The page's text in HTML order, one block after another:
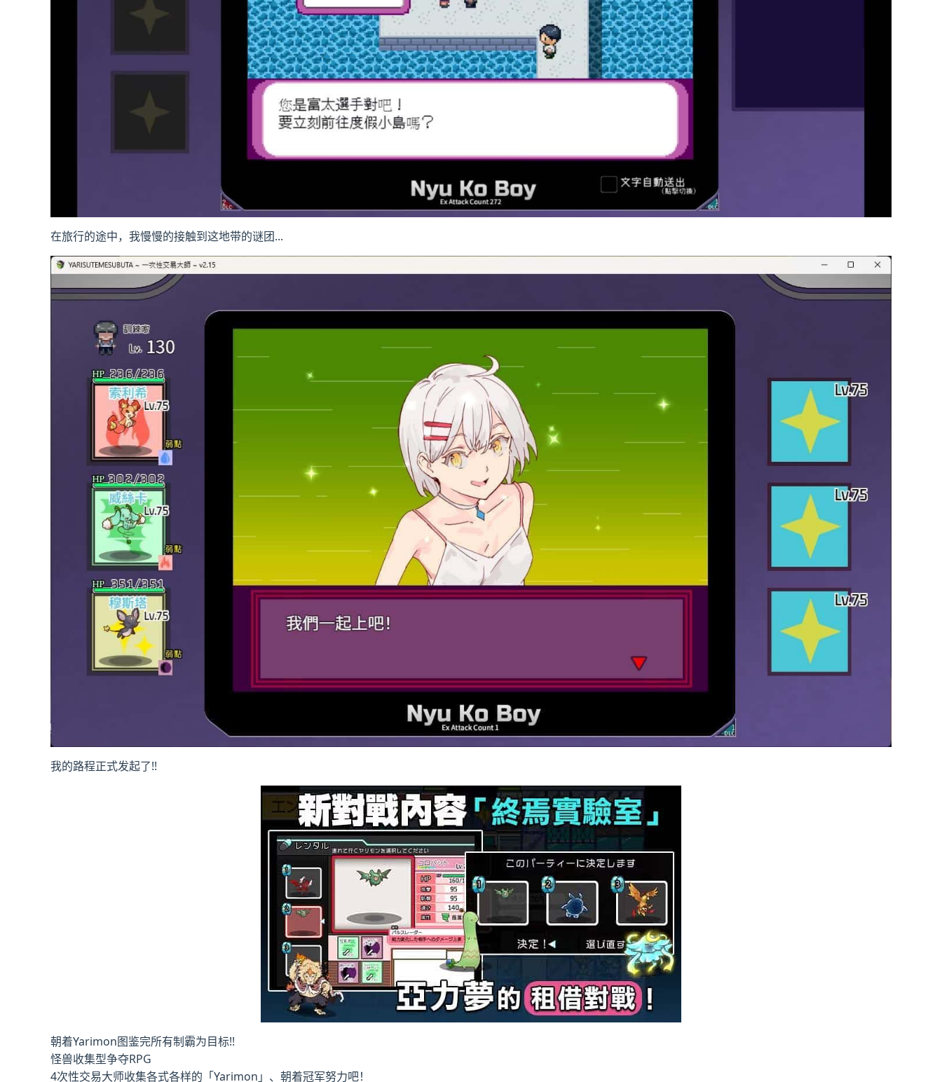
在旅行的途中，我慢慢的接触到这地带的谜团...
我的路程正式发起了!!
朝着Yarimon图鉴完所有制霸为目标!!
怪兽收集型争夺RPG
4次性交易大师收集各式各样的「Yarimon」、朝着冠军努力吧！